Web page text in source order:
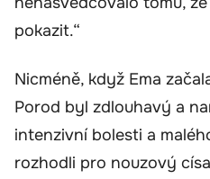
pokazit.“
Nicméně, když Ema
Porod byl zdlouhavý a
intenzivní bolesti a
rozhodli pro nouzový